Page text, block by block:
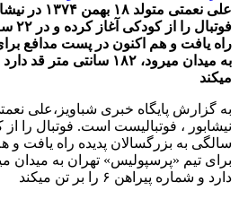
علی نعمتی
راه یافت و هم اکنون در پست مدافع
میکند
سالگی به بزرگسالان پدیده راه یافت
دارد و شماره پیراهن ۶ را بر تن میکند